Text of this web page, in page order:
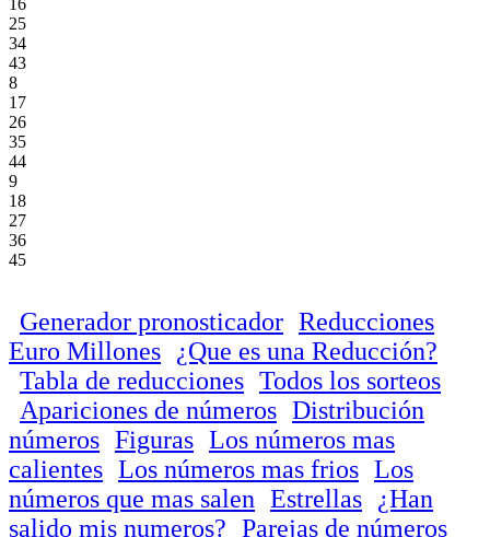
25
34
43
8
17
26
35
44
9
18
27
36
45
Generador pronosticador Reducciones
Euro Millones
¿Que es una Reducción?
Tabla de reducciones Todos los sorteos
Apariciones de números Distribución
números Figuras Los números mas
calientes Los números mas frios Los
números que mas salen Estrellas
¿Han
salido mis numeros? Parejas de números